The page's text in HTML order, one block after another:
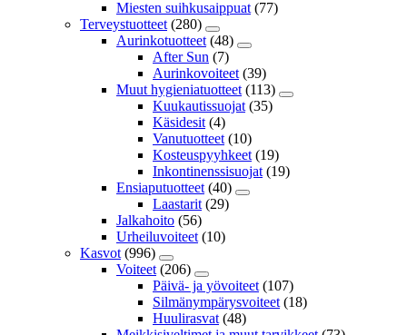
Miesten suihkusaippuat (77)
Terveystuotteet (280)
Aurinkotuotteet (48)
After Sun (7)
Aurinkovoiteet (39)
Muut hygieniatuotteet (113)
Kuukautissuojat (35)
Käsidesit (4)
Vanutuotteet (10)
Kosteuspyyhkeet (19)
Inkontinenssisuojat (19)
Ensiaputuotteet (40)
Laastarit (29)
Jalkahoito (56)
Urheiluvoiteet (10)
Kasvot (996)
Voiteet (206)
Päivä- ja yövoiteet (107)
Silmänympärysvoiteet (18)
Huulirasvat (48)